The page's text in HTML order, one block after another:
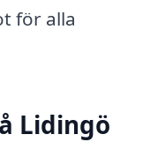
för alla
Lidingö